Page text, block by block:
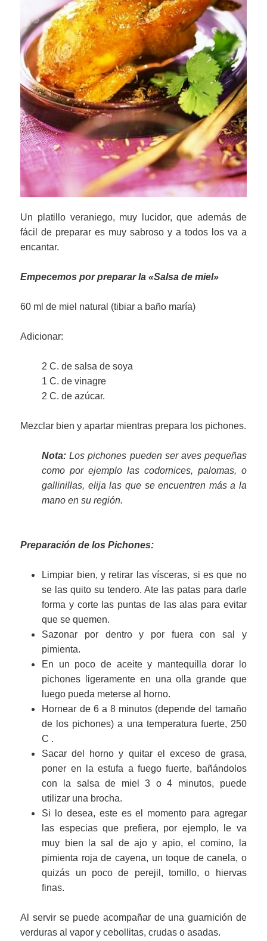
Un platillo veraniego, muy lucidor, que además de
fácil de preparar es muy sabroso y a todos los va a
encantar.
Empecemos por preparar la «Salsa de miel»
60 ml de miel natural (tibiar a baño maría)
Adicionar:
2 C. de salsa de soya
1 C. de vinagre
2 C. de azúcar.
Mezclar bien y apartar mientras prepara los pichones.
Nota: Los pichones pueden ser aves pequeñas
como por ejemplo las codornices, palomas, o
gallinillas, elija las que se encuentren más a la
mano en su región.
Preparación de los Pichones:
Limpiar bien, y retirar las vísceras, si es que no
se las quito su tendero. Ate las patas para darle
forma y corte las puntas de las alas para evitar
que se quemen.
Sazonar por dentro y por fuera con sal y
pimienta.
En un poco de aceite y mantequilla dorar lo
pichones ligeramente en una olla grande que
luego pueda meterse al horno.
Hornear de 6 a 8 minutos (depende del tamaño
de los pichones) a una temperatura fuerte, 250
C .
Sacar del horno y quitar el exceso de grasa,
poner en la estufa a fuego fuerte, bañándolos
con la salsa de miel 3 o 4 minutos, puede
utilizar una brocha.
Si lo desea, este es el momento para agregar
las especias que prefiera, por ejemplo, le va
muy bien la sal de ajo y apio, el comino, la
pimienta roja de cayena, un toque de canela, o
quizás un poco de perejil, tomillo, o hiervas
finas.
Al servir se puede acompañar de una guarnición de
verduras al vapor y cebollitas, crudas o asadas.